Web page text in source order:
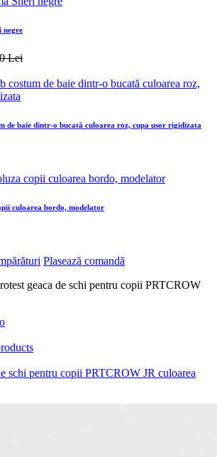
negre
Lei
de baie dintr-o bucată culoarea roz, cupa usor rigidizata
culoarea bordo, modelator
Plasează comandă
schi pentru copii PRTCROW JR culoarea